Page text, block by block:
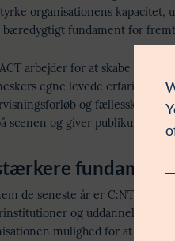
organisationens kapacitet,
bæredygtigt fundament for
arbejder for at skabe større
egne levede erfaringer
og fællesskaber,
scenen og giver publikum
de seneste år er C:NTACTs
og
mulighed for at